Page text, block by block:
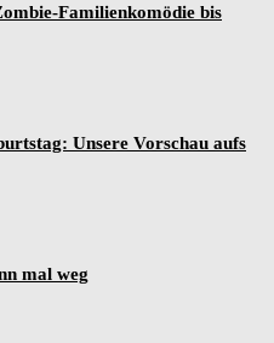
Familienkomödie bis
Unsere Vorschau aufs
mal weg